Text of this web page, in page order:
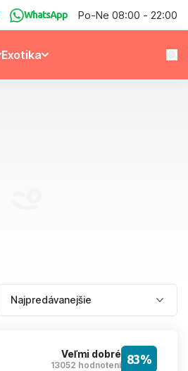
WhatsApp Po-Ne 08:00 - 22:00
Exotika
Veľmi dobré
13052 hodnotení 83%